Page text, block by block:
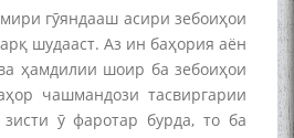
гӯяндааш асири зебоиҳои
шудааст. Аз ин баҳория аён
ҳамдилии шоир ба зебоиҳои
чашмандози тасвиргарии
ӯ фаротар бурда, то ба